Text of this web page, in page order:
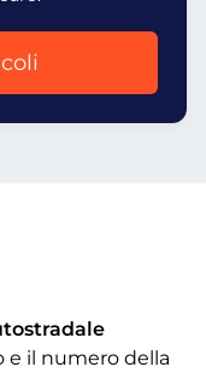
e il numero della